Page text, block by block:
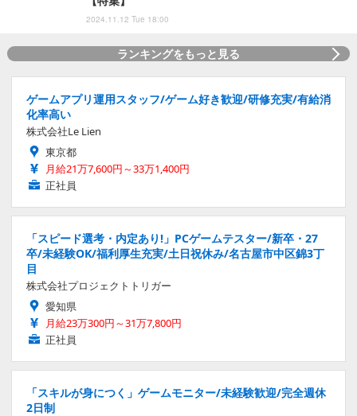
2024.11.12 Tue 18:00
ランキングをもっと見る
ゲームアプリ運用スタッフ/ゲーム好き歓迎/研修充実/有給消
化率高い
株式会社Le Lien
東京都
月給21万7,600円～33万1,400円
正社員
「スピード選考・内定あり!」PCゲームテスター/新卒・27
卒/未経験OK/福利厚生充実/土日祝休み/名古屋市中区錦3丁
目
株式会社プロジェクトトリガー
愛知県
月給23万300円～31万7,800円
正社員
「スキルが身につく」ゲームモニター/未経験歓迎/完全週休
2日制